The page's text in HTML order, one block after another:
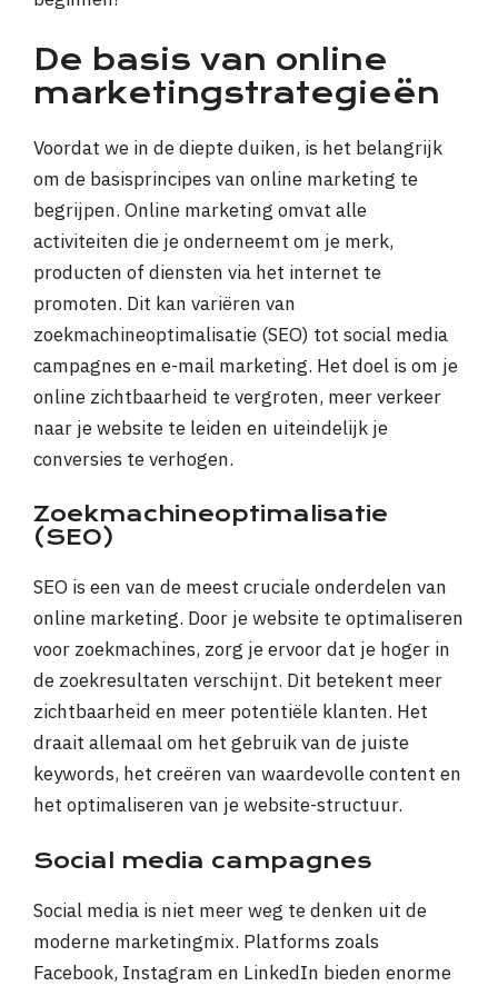
De basis van online
marketingstrategieën
Voordat we in de diepte duiken, is het belangrijk
om de basisprincipes van online marketing te
begrijpen. Online marketing omvat alle
activiteiten die je onderneemt om je merk,
producten of diensten via het internet te
promoten. Dit kan variëren van
zoekmachineoptimalisatie (SEO) tot social media
campagnes en e-mail marketing. Het doel is om je
online zichtbaarheid te vergroten, meer verkeer
naar je website te leiden en uiteindelijk je
conversies te verhogen.
Zoekmachineoptimalisatie
(SEO)
SEO is een van de meest cruciale onderdelen van
online marketing. Door je website te optimaliseren
voor zoekmachines, zorg je ervoor dat je hoger in
de zoekresultaten verschijnt. Dit betekent meer
zichtbaarheid en meer potentiële klanten. Het
draait allemaal om het gebruik van de juiste
keywords, het creëren van waardevolle content en
het optimaliseren van je website-structuur.
Social media campagnes
Social media is niet meer weg te denken uit de
moderne marketingmix. Platforms zoals
Facebook, Instagram en LinkedIn bieden enorme